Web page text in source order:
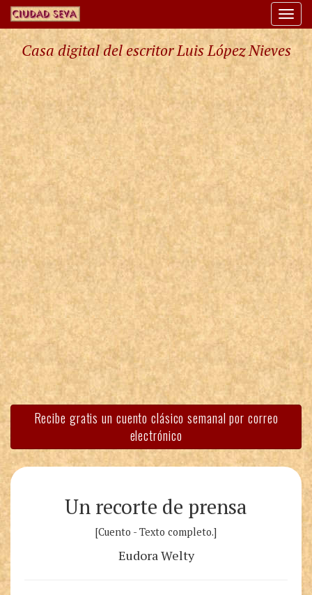
Casa digital del escritor Luis López Nieves
Recibe gratis un cuento clásico semanal por correo
electrónico
Un recorte de prensa
[Cuento - Texto completo.]
Eudora Welty